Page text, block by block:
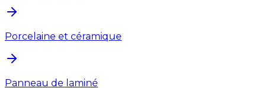
Porcelaine et céramique
Panneau de laminé